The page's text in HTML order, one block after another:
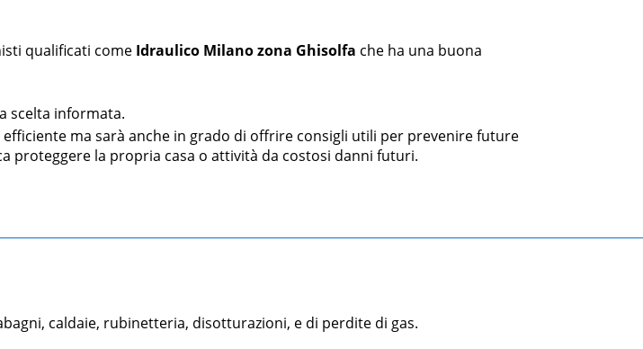
qualificati come Idraulico Milano zona Ghisolfa che ha una buona
scelta informata.
ma sarà anche in grado di offrire consigli utili per prevenire future
proteggere la propria casa o attività da costosi danni futuri.
caldaie, rubinetteria, disotturazioni, e di perdite di gas.